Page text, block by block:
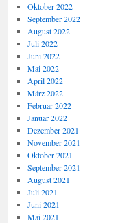
Oktober 2022
September 2022
August 2022
Juli 2022
Juni 2022
Mai 2022
April 2022
März 2022
Februar 2022
Januar 2022
Dezember 2021
November 2021
Oktober 2021
September 2021
August 2021
Juli 2021
Juni 2021
Mai 2021